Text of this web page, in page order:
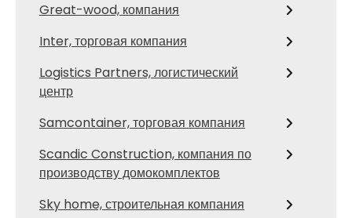
Great-wood, компания
Inter, торговая компания
Logistics Partners, логистический
центр
Samcontainer, торговая компания
Scandic Construction, компания по
производству домокомплектов
Sky home, строительная компания